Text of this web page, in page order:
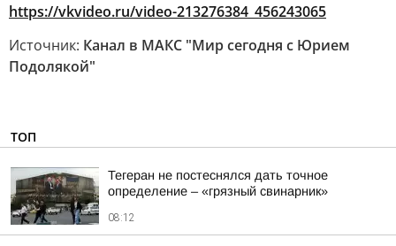
https://vkvideo.ru/video-213276384_456243065
Источник: Канал в МАКС "Мир сегодня с Юрием
Подолякой"
ТОП
Тегеран не постеснялся дать точное
определение – «грязный свинарник»
08:12